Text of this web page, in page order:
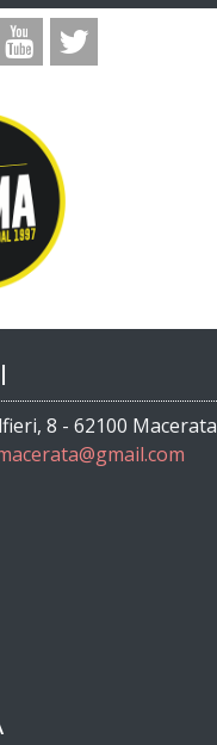
8 - 62100 Macerata